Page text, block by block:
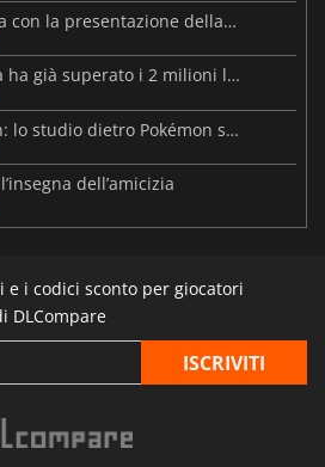
MARVEL Tōkon debutta con la presentazione della roadmap per il primo anno
Resident Evil: Veronica ha già superato i 2 milioni liste dei desideri
Beast of Reincarnation: lo studio dietro Pokémon su una nuova strada
dell’amicizia
i codici sconto per giocatori
DLCompare